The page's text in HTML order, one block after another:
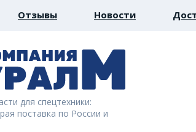
Отзывы Новости
для спецтехники:
поставка по России и